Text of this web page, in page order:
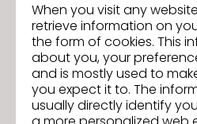
ACCÉDER À
When you visit any
retrieve information on
the form of cookies. This
about you, your
and is mostly used to
you expect it to. The
usually directly identify